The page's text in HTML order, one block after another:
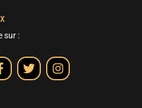
sur :